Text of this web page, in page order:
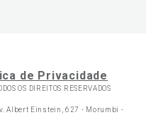
de Privacidade
OS DIREITOS RESERVADOS
Albert Einstein, 627 - Morumbi -